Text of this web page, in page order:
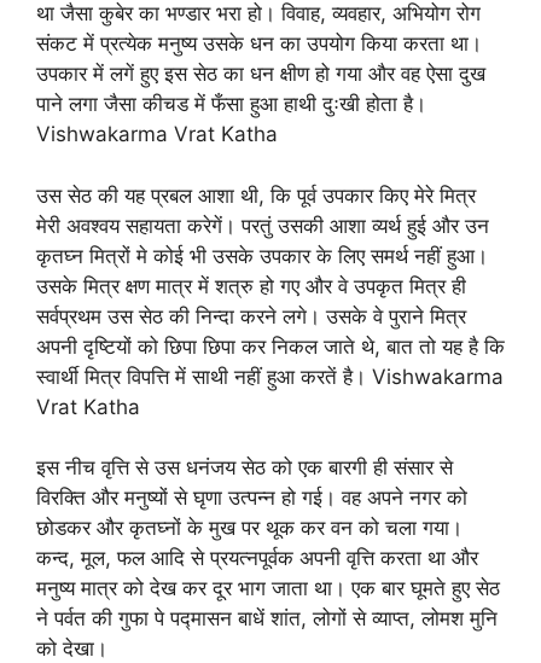
था जैसा कुबेर का भण्डार भरा हो। विवाह, व्यवहार, अभियोग रोग
संकट में प्रत्येक मनुष्य उसके धन का उपयोग किया करता था।
उपकार में लगें हुए इस सेठ का धन क्षीण हो गया और वह ऐसा दुख
पाने लगा जैसा कीचड में फँसा हुआ हाथी दुःखी होता है।
Vishwakarma Vrat Katha
उस सेठ की यह प्रबल आशा थी, कि पूर्व उपकार किए मेरे मित्र
मेरी अवश्वय सहायता करेगें। परतुं उसकी आशा व्यर्थ हुई और उन
कृतघ्न मित्रों मे कोई भी उसके उपकार के लिए समर्थ नहीं हुआ।
उसके मित्र क्षण मात्र में शत्रु हो गए और वे उपकृत मित्र ही
सर्वप्रथम उस सेठ की निन्दा करने लगे। उसके वे पुराने मित्र
अपनी दृष्टियों को छिपा छिपा कर निकल जाते थे, बात तो यह है कि
स्वार्थी मित्र विपत्ति में साथी नहीं हुआ करतें है। Vishwakarma
Vrat Katha
इस नीच वृत्ति से उस धनंजय सेठ को एक बारगी ही संसार से
विरक्ति और मनुष्यों से घृणा उत्पन्न हो गई। वह अपने नगर को
छोडकर और कृतघ्नों के मुख पर थूक कर वन को चला गया।
कन्द, मूल, फल आदि से प्रयत्नपूर्वक अपनी वृत्ति करता था और
मनुष्य मात्र को देख कर दूर भाग जाता था। एक बार घूमते हुए सेठ
ने पर्वत की गुफा पे पद्मासन बाधें शांत, लोगों से व्याप्त, लोमश मुनि
को देखा।